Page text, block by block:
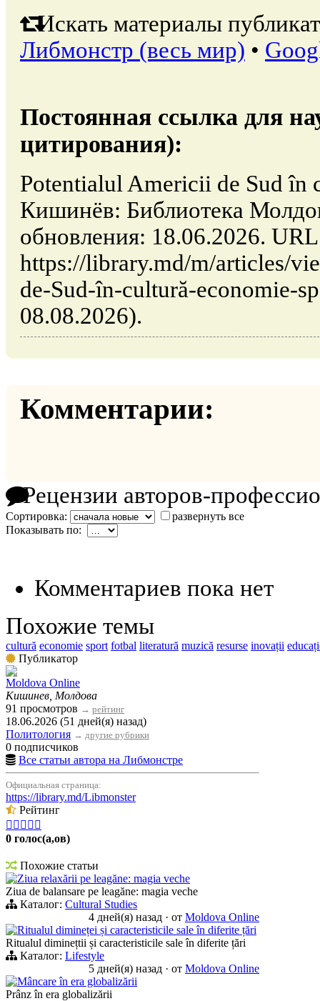
Искать материалы
Либмонстр (весь мир) •
Постоянная ссылка для
цитирования):
Potentialul Americii de Sud în
Кишинёв: Библиотека
обновления: 18.06.2026.
https://library.md/m/articles/
de-Sud-în-cultură-economie-
08.08.2026).
Комментарии:
Рецензии авторов-
Сортировка:
развернуть все
Показывать по:
Комментариев пока нет
Похожие темы
cultură economie sport fotbal literatură muzică resurse inovații
Публикатор
Moldova Online
Кишинев, Молдова
91 просмотров → рейтинг
18.06.2026 (51 дней(я) назад)
Политология → другие рубрики
0 подписчиков
Все статьи автора на Либмонстре
Официальная страница:
https://library.md/Libmonster
Рейтинг
    
0 голос(а,ов)
Похожие статьи
Ziua relaxării pe leagăne: magia veche
Ziua de balansare pe leagăne: magia veche
Каталог: Cultural Studies
4 дней(я) назад · от Moldova Online
Ritualul dimineței și caracteristicile sale în diferite țări
Ritualul diminețtii și caracteristicile sale în diferite țări
Каталог: Lifestyle
5 дней(я) назад · от Moldova Online
Mâncare în era globalizării
Prânz în era globalizării